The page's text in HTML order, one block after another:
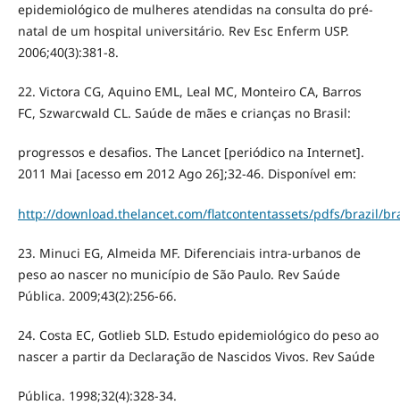
epidemiológico de mulheres atendidas na consulta do pré-
natal de um hospital universitário. Rev Esc Enferm USP.
2006;40(3):381-8.
22. Victora CG, Aquino EML, Leal MC, Monteiro CA, Barros
FC, Szwarcwald CL. Saúde de mães e crianças no Brasil:
progressos e desafios. The Lancet [periódico na Internet].
2011 Mai [acesso em 2012 Ago 26];32-46. Disponível em:
http://download.thelancet.com/flatcontentassets/pdfs/brazil/
23. Minuci EG, Almeida MF. Diferenciais intra-urbanos de
peso ao nascer no município de São Paulo. Rev Saúde
Pública. 2009;43(2):256-66.
24. Costa EC, Gotlieb SLD. Estudo epidemiológico do peso ao
nascer a partir da Declaração de Nascidos Vivos. Rev Saúde
Pública. 1998;32(4):328-34.